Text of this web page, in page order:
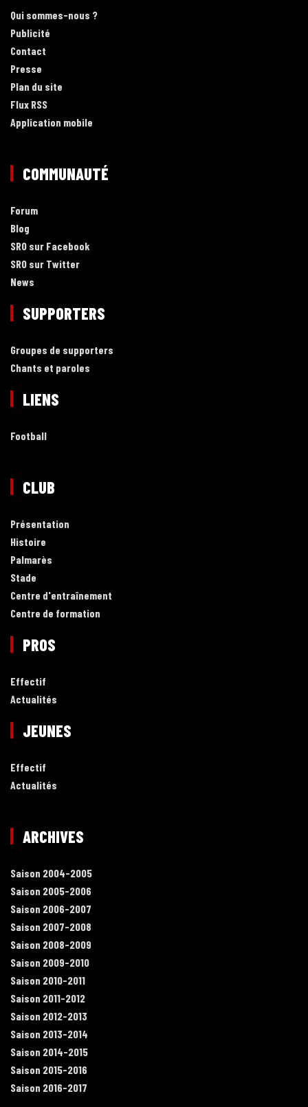
Qui sommes-nous ?
Publicité
Contact
Presse
Plan du site
Flux RSS
Application mobile
COMMUNAUTÉ
Forum
Blog
SRO sur Facebook
SRO sur Twitter
News
SUPPORTERS
Groupes de supporters
Chants et paroles
LIENS
Football
CLUB
Présentation
Histoire
Palmarès
Stade
Centre d'entraînement
Centre de formation
PROS
Effectif
Actualités
JEUNES
Effectif
Actualités
ARCHIVES
Saison 2004-2005
Saison 2005-2006
Saison 2006-2007
Saison 2007-2008
Saison 2008-2009
Saison 2009-2010
Saison 2010-2011
Saison 2011-2012
Saison 2012-2013
Saison 2013-2014
Saison 2014-2015
Saison 2015-2016
Saison 2016-2017